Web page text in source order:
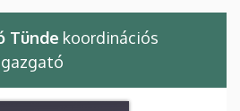
Tünde koordinációs